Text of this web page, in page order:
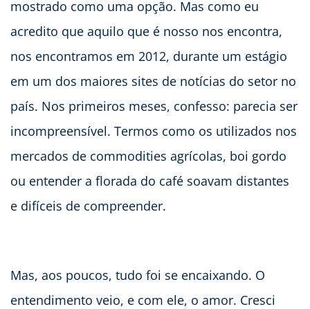
mostrado como uma opção. Mas como eu
acredito que aquilo que é nosso nos encontra,
nos encontramos em 2012, durante um estágio
em um dos maiores sites de notícias do setor no
país. Nos primeiros meses, confesso: parecia ser
incompreensível. Termos como os utilizados nos
mercados de commodities agrícolas, boi gordo
ou entender a florada do café soavam distantes
e difíceis de compreender.
Mas, aos poucos, tudo foi se encaixando. O
entendimento veio, e com ele, o amor. Cresci